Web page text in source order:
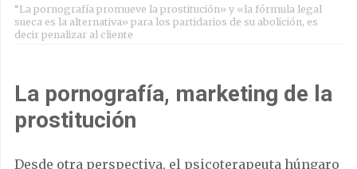
“La pornografía promueve la prostitución» y «la fórmula legal
sueca es la alternativa» para los partidarios de su abolición, es
decir penalizar al cliente
La pornografía, marketing de la
prostitución
Desde otra perspectiva, el psicoterapeuta húngaro